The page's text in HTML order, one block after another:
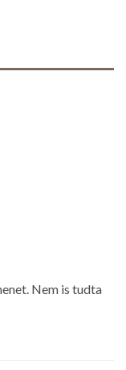
Nem is tudta